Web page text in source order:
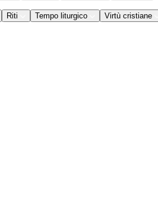
Riti Tempo liturgico Virtù cristiane